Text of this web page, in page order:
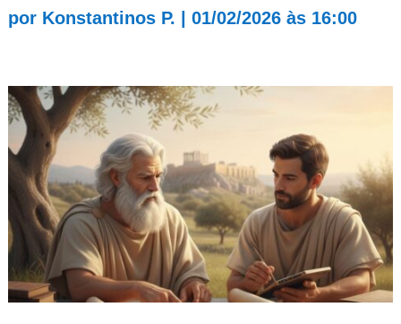
por Konstantinos P. 01/02/2026 às 16:00